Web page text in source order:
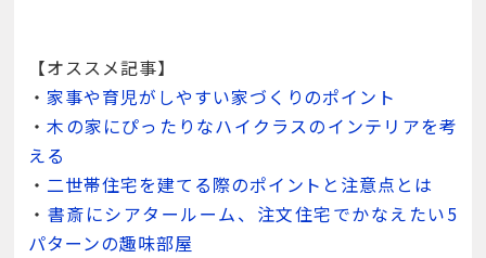
【オススメ記事】
・家事や育児がしやすい家づくりのポイント
・木の家にぴったりなハイクラスのインテリアを考
える
・二世帯住宅を建てる際のポイントと注意点とは
・ 書斎にシアタールーム、注文住宅でかなえたい5
パターンの趣味部屋